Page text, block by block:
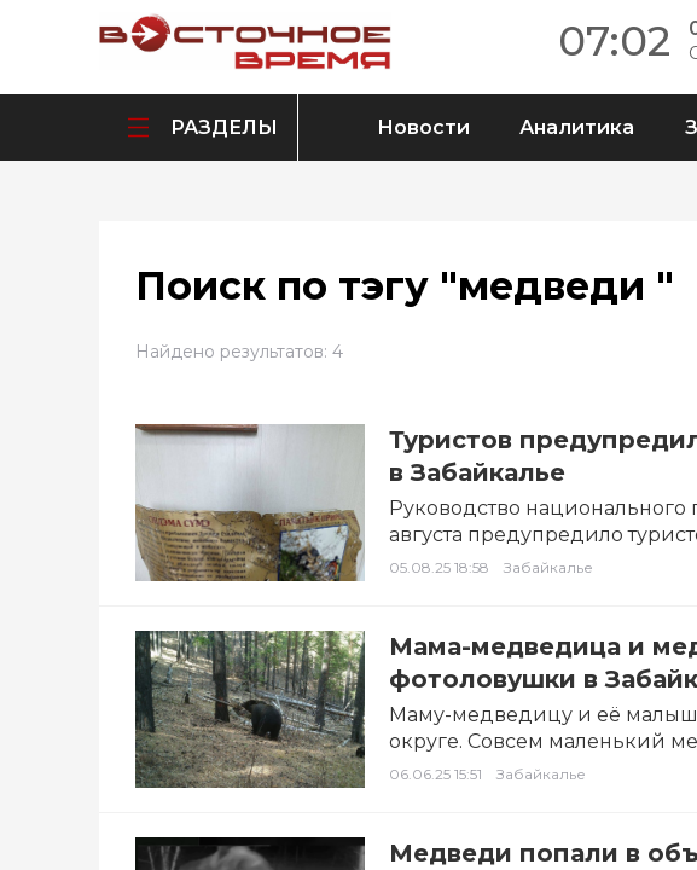
07:02
РАЗДЕЛЫ Новости Аналитика
Поиск по тэгу "медведи "
Найдено результатов: 4
Туристов
в Забайкалье
Руководство национального
августа предупредило
территорию. «Просим вас…
05.08.25 18:58 Забайкалье
Мама-медведица и
фотоловушки в
Маму-медведицу и её
округе. Совсем маленький
всё вокруг. Об…
06.06.25 15:51 Забайкалье
Медведи попали в